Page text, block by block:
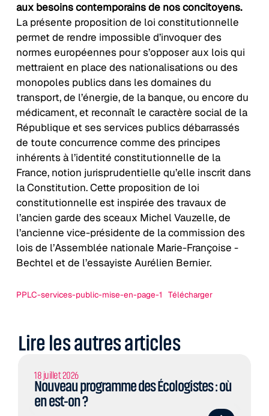
aux besoins contemporains de nos concitoyens.
La présente proposition de loi constitutionnelle
permet de rendre impossible d’invoquer des
normes européennes pour s’opposer aux lois qui
mettraient en place des nationalisations ou des
monopoles publics dans les domaines du
transport, de l’énergie, de la banque, ou encore du
médicament, et reconnaît le caractère social de la
République et ses services publics débarrassés
de toute concurrence comme des principes
inhérents à l’identité constitutionnelle de la
France, notion jurisprudentielle qu’elle inscrit dans
la Constitution. Cette proposition de loi
constitutionnelle est inspirée des travaux de
l’ancien garde des sceaux Michel Vauzelle, de
l’ancienne vice-présidente de la commission des
lois de l’Assemblée nationale Marie-Françoise ­
Bechtel et de l’essayiste Aurélien Bernier.
PPLC-services-public-mise-en-page-1 Télécharger
Lire les autres articles
18 juillet 2026
Nouveau programme des Écologistes : où
en est-on ?